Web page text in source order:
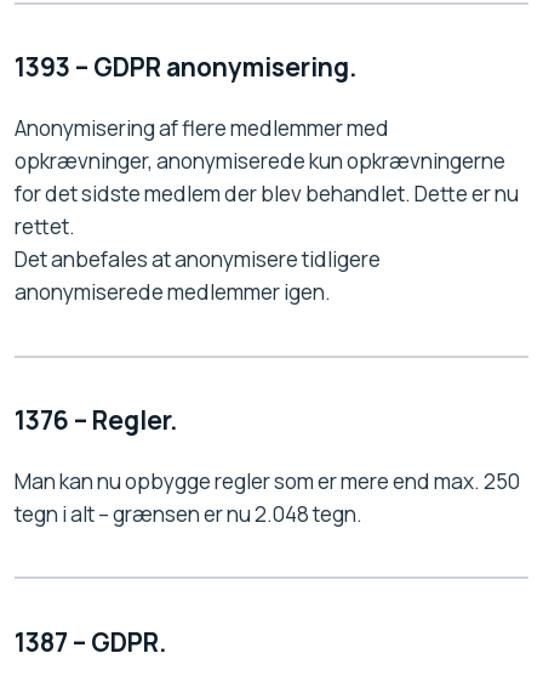
1393 – GDPR anonymisering.
Anonymisering af flere medlemmer med
opkrævninger, anonymiserede kun opkrævningerne
for det sidste medlem der blev behandlet. Dette er nu
rettet.
Det anbefales at anonymisere tidligere
anonymiserede medlemmer igen.
1376 – Regler.
Man kan nu opbygge regler som er mere end max. 250
tegn i alt – grænsen er nu 2.048 tegn.
1387 – GDPR.